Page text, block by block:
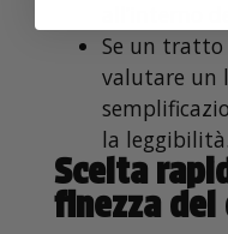
Se un tratto
valutare un
la leggibilità.
Scelta
finezza